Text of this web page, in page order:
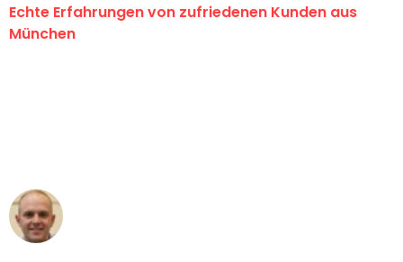
Echte Erfahrungen von zufriedenen Kunden aus
München